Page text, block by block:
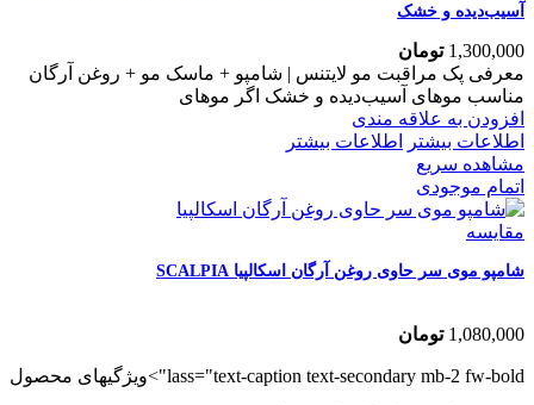
آسیب‌دیده و خشک
1,300,000 تومان
معرفی پک مراقبت مو لایتنس | شامپو + ماسک مو + روغن آرگان
مناسب موهای آسیب‌دیده و خشک اگر موهای
افزودن به علاقه مندی
اطلاعات بیشتر
اطلاعات بیشتر
مشاهده سریع
اتمام موجودی
مقایسه
شامپو موی سر حاوی روغن آرگان اسکالپیا SCALPIA
1,080,000 تومان
lass="text-caption text-secondary mb-2 fw-bold">ویژگیهای محصول